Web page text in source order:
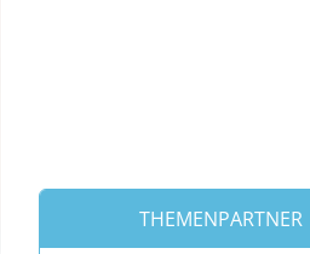
THEMENPARTNER